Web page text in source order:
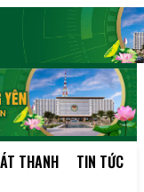
THANH TIN TỨC